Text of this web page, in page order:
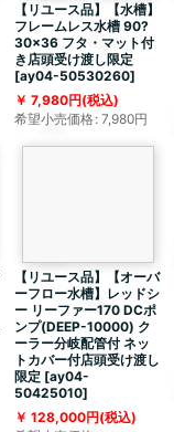
【リユース品】【水槽】
フレームレス水槽 90?
30×36 フタ・マット付
き店頭受け渡し限定
[ay04-50530260]
7,980円(税込)
希望小売価格: 7,980円
【リユース品】【オーバ
ーフロー水槽】レッドシ
ー リーファー170 DCポ
ンプ(DEEP-10000) ク
ーラー分岐配管付 ネッ
トカバー付店頭受け渡し
限定 [ay04-
50425010]
128,000円(税込)